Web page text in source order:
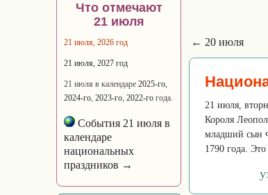
Что отмечают
21 июля
21 июля, 2026 год
21 июля, 2027 год
21 июля в календаре 2025-го,
2024-го, 2023-го, 2022-го года.
События 21 июля в
календаре
национальных
праздников →
← 20 июля
21 июля,
Короля
младший сын
1790 года.